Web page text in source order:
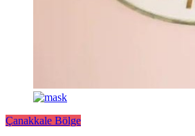
Çanakkale Bölge